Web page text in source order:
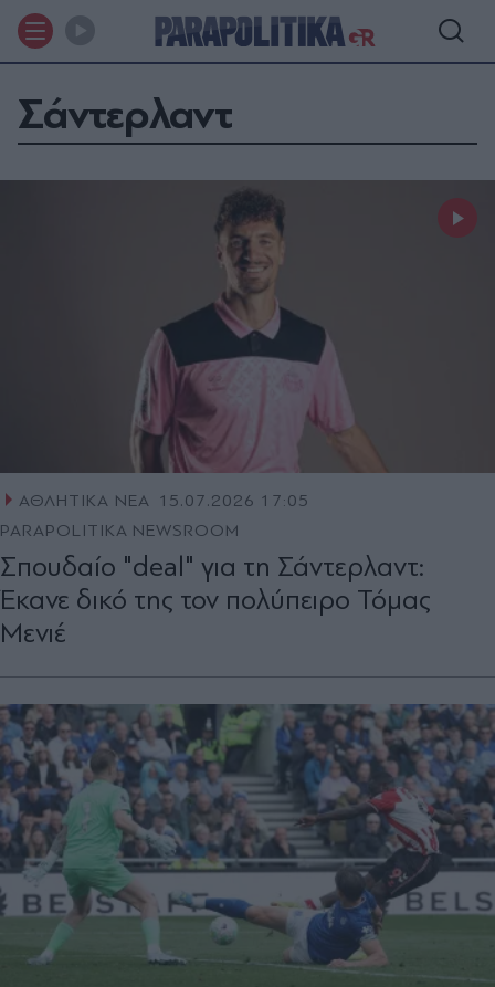
Σάντερλαντ
ΑΘΛΗΤΙΚΑ ΝΕΑ 15.07.2026 17:05
PARAPOLITIKA NEWSROOM
Σπουδαίο "deal" για τη Σάντερλαντ:
Έκανε δικό της τον πολύπειρο Τόμας
Μενιέ